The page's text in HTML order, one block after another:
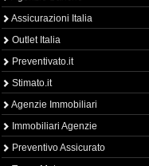
Assicurazioni Italia
Outlet Italia
Preventivato.it
Stimato.it
Agenzie Immobiliari
Immobiliari Agenzie
Preventivo Assicurato